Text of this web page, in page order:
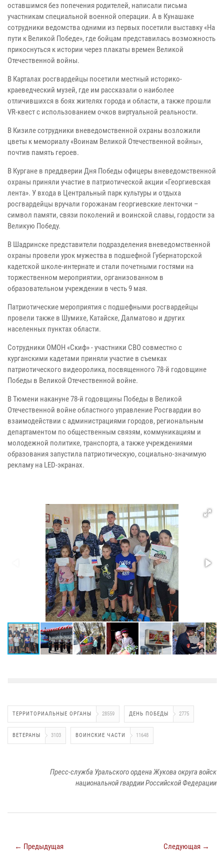
оставшимся без попечения родителей, написали письма
участникам специальной военной операции. А в Кунашаке
сотрудники ведомства одними из первых посетили выставку «На
пути к Великой Победе», где бойцам представилась возможность
прикоснуться к истории через плакаты времен Великой
Отечественной войны.
В Карталах росгвардейцы посетили местный историко-
краеведческий музей, где им рассказали о наиболее
отличившихся в боях жителях города и области, а также прошли
VR-квест с использованием очков виртуальной реальности.
В Кизиле сотрудники вневедомственной охраны возложили
цветы к мемориалу «Воинам Великой Отечественной войны»,
почтив память героев.
В Кургане в преддверии Дня Победы офицеры вневедомственной
охраны приняли участие в патриотической акции «Георгиевская
лента». У входа в Центральный парк культуры и отдыха
росгвардейцы вручали горожанам георгиевские ленточки –
символ памяти, связи поколений и воинской славы, гордости за
Великую Победу.
В Шадринске представители подразделения вневедомственной
охраны провели урок мужества в подшефной Губернаторской
кадетской школе-интернате и стали почетными гостями на
торжественном мероприятии, организованном в
образовательном учреждении в честь 9 мая.
Патриотические мероприятия с подшефными росгвардейцы
провели также в Шумихе, Катайске, Далматово и других
населенных пунктах области.
Сотрудники ОМОН «Скиф» - участники СВО совместно с
курганскими кадетами приняли участие в съемках
патриотического видеоролика, посвященного 78-й годовщине
Победы в Великой Отечественной войне.
В Тюмени накануне 78-й годовщины Победы в Великой
Отечественной войне областного управление Росгвардии во
взаимодействии с администрациями городов, региональным
департаментом по общественным связям, коммуникациям и
молодежной политике, транспорта, а также учреждениями
образования запустила патриотическую, социально-значимую
рекламу на LED-экранах.
ТЕРРИТОРИАЛЬНЫЕ ОРГАНЫ 28559 ДЕНЬ ПОБЕДЫ 2775
ВЕТЕРАНЫ 3103 ВОИНСКИЕ ЧАСТИ 11648
Пресс-служба Уральского ордена Жукова округа войск
национальной гвардии Российской Федерации
← Предыдущая Следующая →